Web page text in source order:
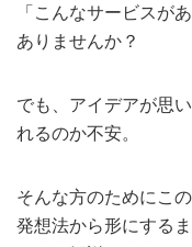
「こんなサービスが
ありませんか？
でも、アイデアが思
れるのか不安。
そんな方のためにこ
発想法から形にする